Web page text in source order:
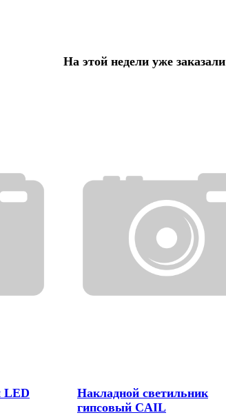
На этой недели уже заказали
LED
Накладной светильник
гипсовый CAIL